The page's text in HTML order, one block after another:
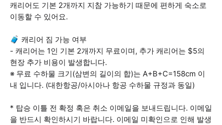
캐리어도 기본 2개까지 지참 가능하기 때문에 편하게 숙소로
이동할 수 있어요.
🧳 캐리어 짐 가능 여부
- 캐리어는 1인 기본 2개까지 무료이며, 추가 캐리어는 $5의
현장 추가 비용이 발생합니다.
※ 무료 수하물 크기(삼변의 길이의 합)는 A+B+C=158cm 이
내 입니다. (대한항공/아시아나 항공 수하물 규정과 동일)
* 탑승 이틀 전 확정 혹은 취소 이메일을 보내드립니다. 이메일
을 반드시 확인하시기 바랍니다. 이메일 미확인으로 인해 발생